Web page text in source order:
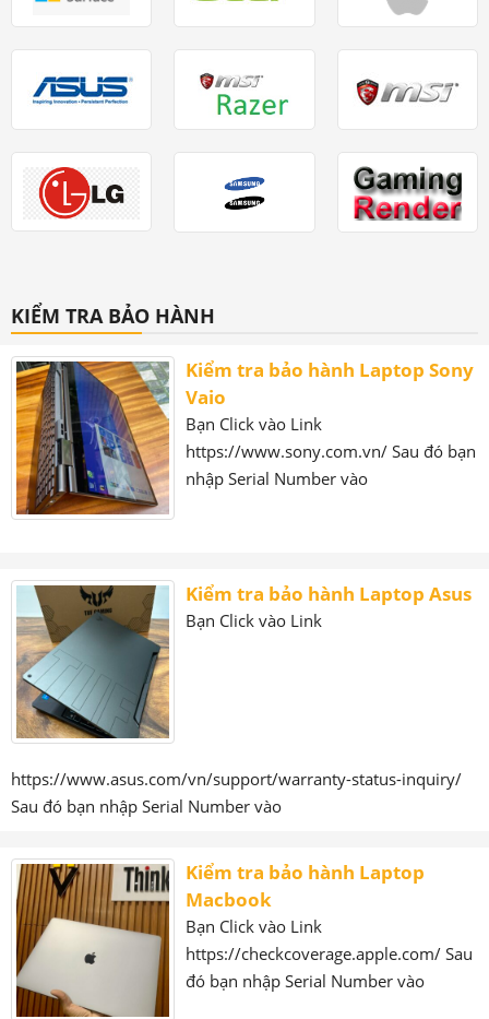
KIỂM TRA BẢO HÀNH
Kiểm tra bảo hành Laptop Sony
Vaio
Bạn Click vào Link
https://www.sony.com.vn/ Sau đó bạn
nhập Serial Number vào
Kiểm tra bảo hành Laptop Asus
Bạn Click vào Link
https://www.asus.com/vn/support/warranty-status-inquiry/
Sau đó bạn nhập Serial Number vào
Kiểm tra bảo hành Laptop
Macbook
Bạn Click vào Link
https://checkcoverage.apple.com/ Sau
đó bạn nhập Serial Number vào